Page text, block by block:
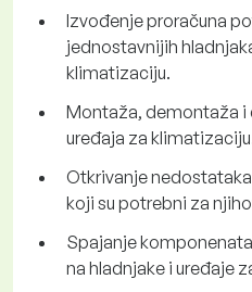
Izvođenje proračuna
jednostavnijih
klimatizaciju.
Montaža, demontaža i
uređaja za
Otkrivanje
koji su potrebni za
Spajanje
na hladnjake i uređaje